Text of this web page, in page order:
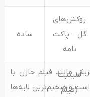
روکش‌های
گل – پاکت
نامه
ساده
لمینیت
(فیلم
مانند فیلم خازن با
نیاز است و ضخیم‌ترین لایه‌ها